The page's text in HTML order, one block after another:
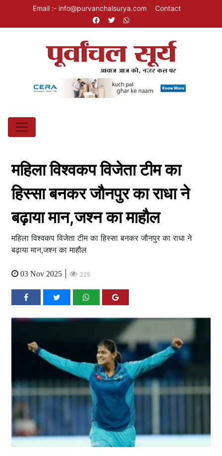
Email :- info@purvanchalsurya.com Contact
महिला विश्वकप विजेता टीम का
हिस्सा बनकर जौनपुर का राधा ने
बढ़ाया मान,जश्न का माहौल
महिला विश्वकप विजेता टीम का हिस्सा बनकर जौनपुर का राधा ने
बढ़ाया मान,जश्न का माहौल
03 Nov 2025 225